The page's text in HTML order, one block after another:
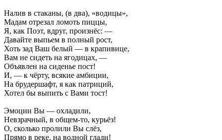
Налив в стаканы, (в два), «водицы»,
Мадам отрезал ломоть пиццы,
Я, как Поэт, вдруг, произнёс: —
Давайте выпьем в полный рост,
Хоть зад Ваш белый — в крапивице,
Вам не сидеть на ягодицах, —
Объявлен на сиденье пост!
И, — к чёрту, всякие амбиции,
На брудершафт, я как патриций,
Хотел бы выпить с Вами тост!
Эмоции Вы — охладили,
Невзрачный, в общем-то, курьёз!
О, сколько пролили Вы слёз,
Прямо в реке, на водной глади!